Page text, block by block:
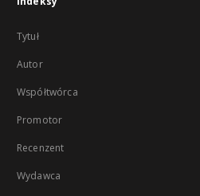
Tytuł
Autor
Współtwórca
Promotor
Recenzent
Wydawca